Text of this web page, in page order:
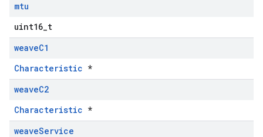
mtu
uint16_t
weaveC1
Characteristic *
weaveC2
Characteristic *
weaveService